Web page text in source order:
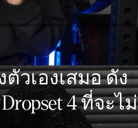
วเองเสมอ ดัง
4 ที่จะไม่